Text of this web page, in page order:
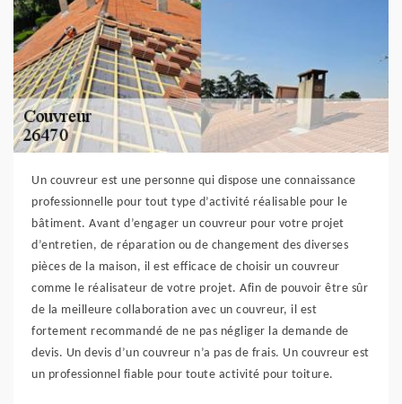
Un couvreur est une personne qui dispose une connaissance
professionnelle pour tout type d’activité réalisable pour le
bâtiment. Avant d’engager un couvreur pour votre projet
d’entretien, de réparation ou de changement des diverses
pièces de la maison, il est efficace de choisir un couvreur
comme le réalisateur de votre projet. Afin de pouvoir être sûr
de la meilleure collaboration avec un couvreur, il est
fortement recommandé de ne pas négliger la demande de
devis. Un devis d’un couvreur n’a pas de frais. Un couvreur est
un professionnel fiable pour toute activité pour toiture.